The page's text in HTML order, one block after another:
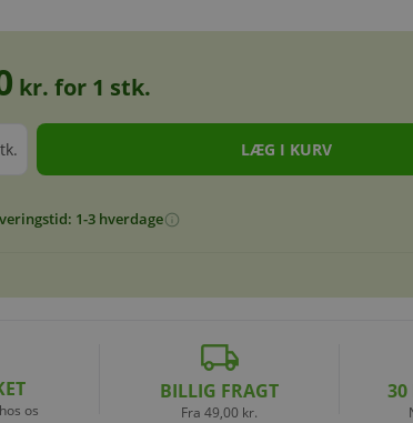
kr. for 1 stk.
1-3 hverdageinfo
os
local_shipping
BILLIG FRAGT
Fra 49,00 kr.
30